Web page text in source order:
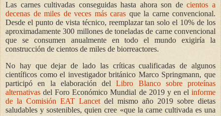
Las carnes cultivadas conseguidas hasta ahora son decientos a
decenas de miles de veces más caras que la carne convencional.
Desde el punto de vista técnico, reemplazar tan solo el 10% de los
aproximadamente 300 millones de toneladas de carne convencional
que se consumen anualmente en todo el mundo exigiría la
construcción de cientos de miles de biorreactores.
No hay que dejar de lado las críticas cualificadas de algunos
científicos como el investigador británico Marco Springmann, que
participó en la elaboración delLibro Blanco sobre proteínas
alternativas del Foro Económico Mundial de 2019 y en el informe
de la Comisión EAT Lancet del mismo año 2019 sobre dietas
saludables y sostenibles, quien cree «que la carne cultivada es una